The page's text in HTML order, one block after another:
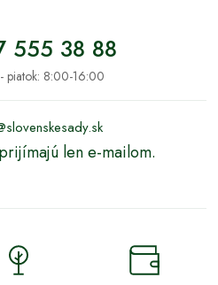
555 38 88
piatok: 8:00-16:00
len e-mailom.